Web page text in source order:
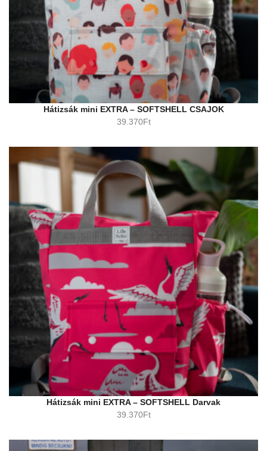
Hátizsák mini EXTRA – SOFTSHELL CSAJOK
39.370Ft
Hátizsák mini EXTRA – SOFTSHELL Darvak
39.370Ft